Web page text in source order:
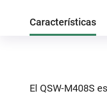
Características
El QSW-M408S